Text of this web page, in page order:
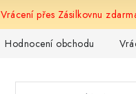
Vrácení přes Zásilkovnu
Hodnocení obchodu